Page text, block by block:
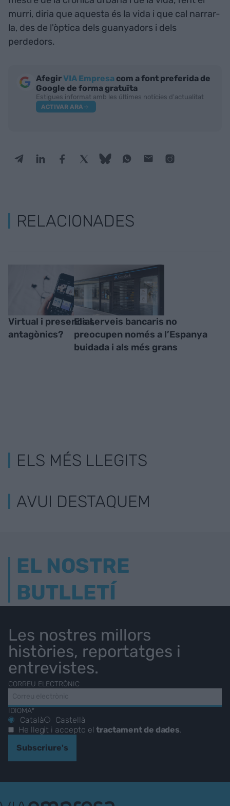
murri, diria que aquesta és la vida i que cal narrar-
la, des de l'òptica dels guanyadors i dels
perdedors.
AfegirVIA Empresa com a font preferida de
Google de forma gratuïta
Estigues informat amb les últimes notícies d'actualitat
ACTIVAR ARA
RELACIONADES
Virtual i presencial,
antagònics?
Els serveis bancaris no
preocupen només a l’Espanya
buidada i als més grans
ELS MÉS LLEGITS
AVUI DESTAQUEM
EL NOSTRE
BUTLLETÍ
Les nostres millors
històries, reportatges i
entrevistes.
CORREU ELECTRÒNIC
IDIOMA*
Català
Castellà
He llegit i accepto eltractament de dades.
Subscriure's